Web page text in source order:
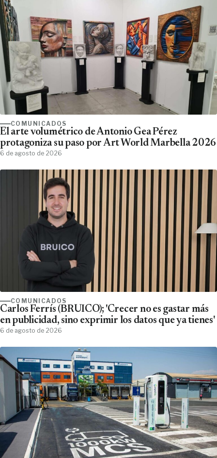
COMUNICADOS
El arte volumétrico de Antonio Gea Pérez
protagoniza su paso por Art World Marbella 2026
6 de agosto de 2026
COMUNICADOS
Carlos Ferrís (BRUICO); 'Crecer no es gastar más
en publicidad, sino exprimir los datos que ya tienes'
6 de agosto de 2026